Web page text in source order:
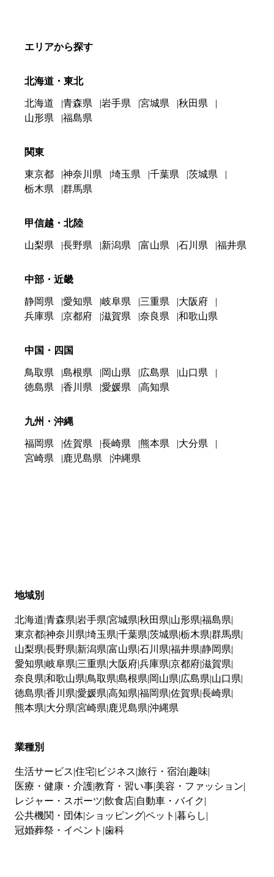
エリアから探す
北海道・東北
北海道 青森県 岩手県 宮城県
秋田県
山形県
福島県
関東
東京都 神奈川県 埼玉県 千葉県
茨城県
栃木県
群馬県
甲信越・北陸
山梨県 長野県 新潟県 富山県 石川県 福井県
中部・近畿
静岡県 愛知県 岐阜県 三重県
大阪府
兵庫県
京都府 滋賀県 奈良県 和歌山県
中国・四国
鳥取県 島根県 岡山県 広島県
山口県
徳島県
香川県 愛媛県 高知県
九州・沖縄
福岡県 佐賀県 長崎県 熊本県
大分県
宮崎県
鹿児島県 沖縄県
地域別
北海道 青森県 岩手県 宮城県 秋田県 山形県 福島県
東京都神奈川県 埼玉県 千葉県 茨城県 栃木県 群馬県
山梨県 長野県 新潟県 富山県 石川県 福井県 静岡県
愛知県 岐阜県 三重県 大阪府兵庫県 京都府滋賀県
奈良県 和歌山県 鳥取県 島根県 岡山県 広島県 山口県
徳島県 香川県 愛媛県 高知県 福岡県 佐賀県 長崎県
熊本県 大分県 宮崎県 鹿児島県 沖縄県
業種別
生活サービス 住宅 ビジネス 旅行・宿泊 趣味
医療・健康・介護教育・習い事 美容・ファッション
レジャー・スポーツ 飲食店 自動車・バイク
公共機関・団体 ショッピングペット 暮らし
冠婚葬祭・イベント 歯科